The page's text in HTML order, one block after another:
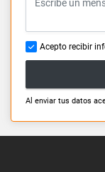
Acepto recibir
Al enviar tus datos